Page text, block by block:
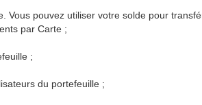
Vous pouvez utiliser votre solde pour
par Carte ;
;
du portefeuille ;